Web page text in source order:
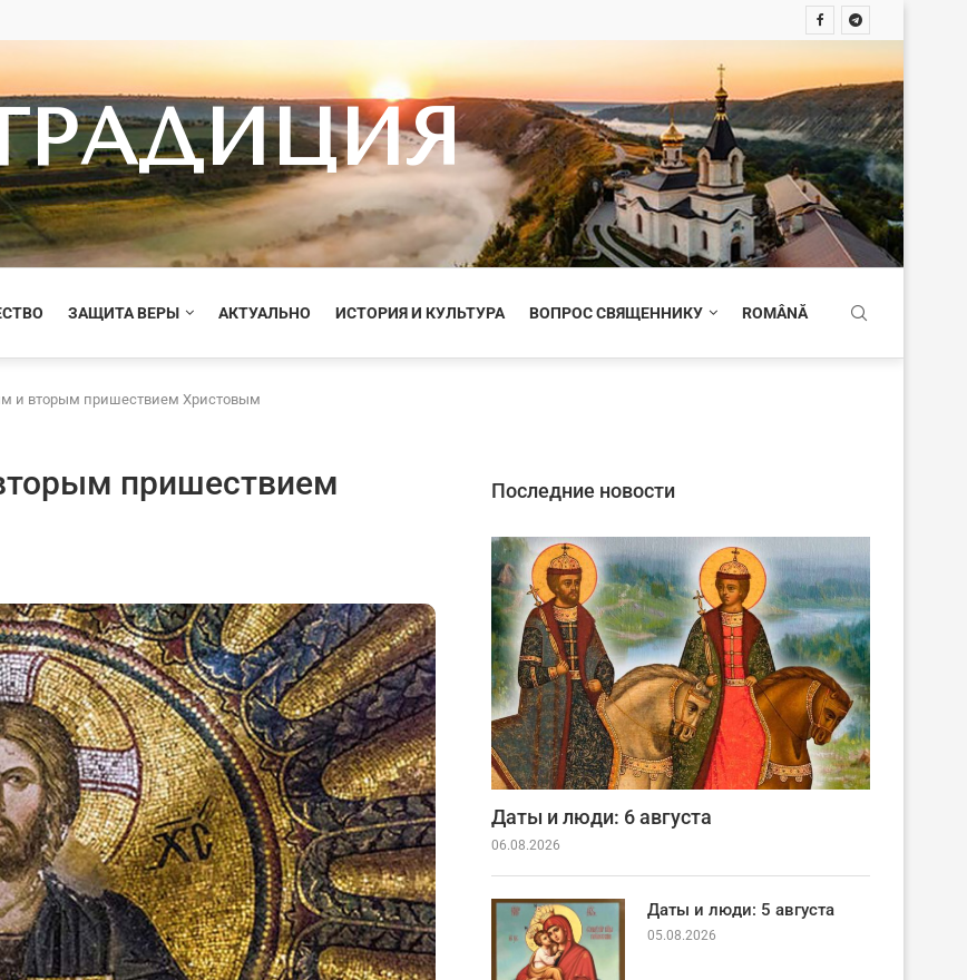
ЗАЩИТА ВЕРЫ АКТУАЛЬНО ИСТОРИЯ И КУЛЬТУРА ВОПРОС СВЯЩЕННИКУ ROMÂNĂ
и вторым пришествием Христовым
пришествием
Последние новости
Даты и люди: 6 августа
06.08.2026
Даты и люди: 5 августа
05.08.2026